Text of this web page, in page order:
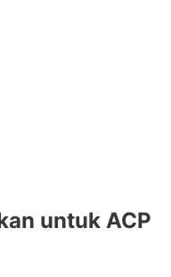
untuk ACP